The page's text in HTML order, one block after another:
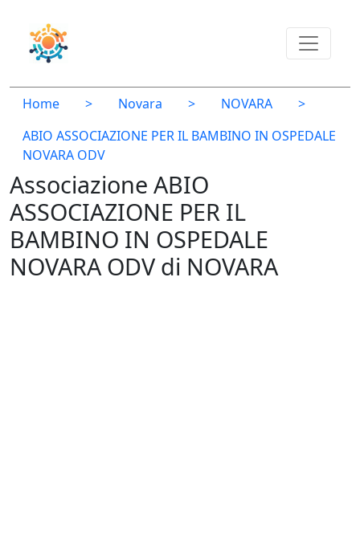
Home > Novara > NOVARA
>
ABIO ASSOCIAZIONE PER IL BAMBINO IN OSPEDALE
NOVARA ODV
Associazione ABIO
ASSOCIAZIONE PER IL
BAMBINO IN OSPEDALE
NOVARA ODV di NOVARA